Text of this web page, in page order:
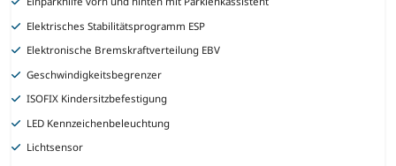
Elektrisches Stabilitätsprogramm ESP
Elektronische Bremskraftverteilung EBV
Geschwindigkeitsbegrenzer
ISOFIX Kindersitzbefestigung
LED Kennzeichenbeleuchtung
Lichtsensor